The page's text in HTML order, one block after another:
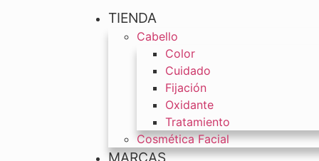
TIENDA
Cabello
Color
Cuidado
Fijación
Oxidante
Tratamiento
Cosmética Facial
MARCAS